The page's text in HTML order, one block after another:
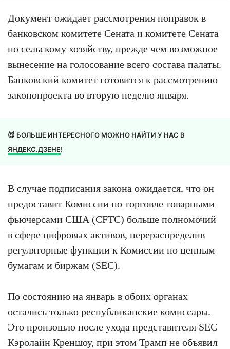
Документ ожидает рассмотрения поправок в
банковском комитете Сената и комитете Сената
по сельскому хозяйству, прежде чем возможное
вынесение на голосование всего состава палаты.
Банковский комитет готовится к рассмотрению
законопроекта во вторую неделю января.
😈 БОЛЬШЕ ИНТЕРЕСНОГО МОЖНО НАЙТИ У НАС В
ЯНДЕКС.ДЗЕНЕ!
В случае подписания закона ожидается, что он
предоставит Комиссии по торговле товарными
фьючерсами США (CFTC) больше полномочий
в сфере цифровых активов, перераспределив
регуляторные функции к Комиссии по ценным
бумагам и биржам (SEC).
По состоянию на январь в обоих органах
остались только республиканские комиссары.
Это произошло после ухода представителя SEC
Кэролайн Креншоу, при этом Трамп не объявил